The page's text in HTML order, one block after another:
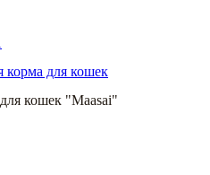
для кошек
кошек "Maasai"